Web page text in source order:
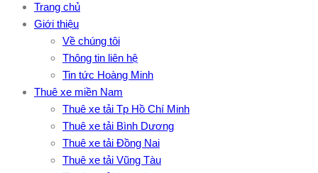
Trang chủ
Giới thiệu
Về chúng tôi
Thông tin liên hệ
Tin tức Hoàng Minh
Thuê xe miền Nam
Thuê xe tải Tp Hồ Chí Minh
Thuê xe tải Bình Dương
Thuê xe tải Đồng Nai
Thuê xe tải Vũng Tàu